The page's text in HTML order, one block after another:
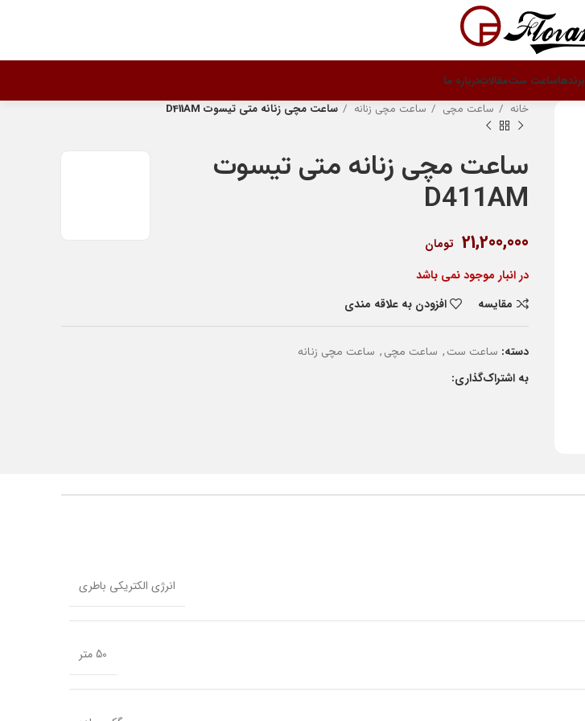
برندهاساعت ستمقالاتدرباره ما
خانه ساعت مچی ساعت مچی زنانه ساعت مچی زنانه متی تیسوت D411AM
ساعت مچی زنانه متی تیسوت
D411AM
21,200,000 تومان
در انبار موجود نمی باشد
مقایسه
افزودن به علاقه مندی
دسته: ساعت ست, ساعت مچی, ساعت مچی زنانه
به اشتراک‌گذاری:
انرژی الکتریکی باطری
50 متر